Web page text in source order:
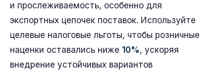
и прослеживаемость, особенно для
экспортных цепочек поставок. Используйте
целевые налоговые льготы, чтобы розничные
наценки оставались ниже 10%, ускоряя
внедрение устойчивых вариантов